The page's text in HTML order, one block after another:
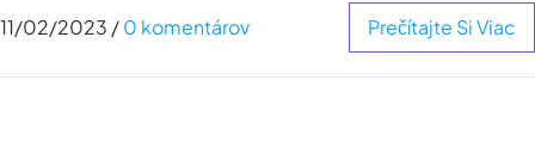
11/02/2023 /0 komentárov Prečítajte Si Viac